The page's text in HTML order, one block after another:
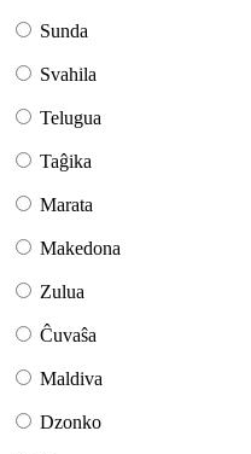
Sunda
Svahila
Telugua
Taĝika
Marata
Makedona
Zulua
Ĉuvaŝa
Maldiva
Dzonko